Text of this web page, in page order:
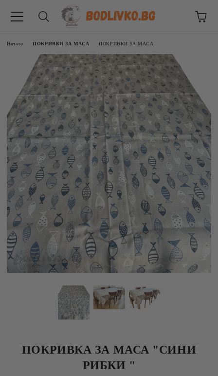
Начало ПОКРИВКИ ЗА МАСА ПОКРИВКИ ЗА МАСА
ПОКРИВКА ЗА МАСА "СИНИ
РИБКИ "